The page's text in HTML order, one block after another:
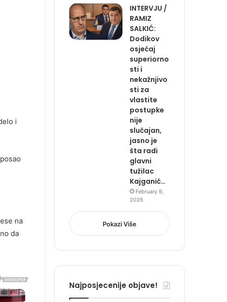
i
na
da
INTERVJU /
RAMIZ
SALKIĆ:
Dodikov
osjećaj
superiorno
sti i
nekažnjivo
sti za
vlastite
postupke
nije
slučajan,
jasno je
šta radi
glavni
tužilac
Kajganić…
February 9,
2026
Pokazi Više
Najposjecenije objave!